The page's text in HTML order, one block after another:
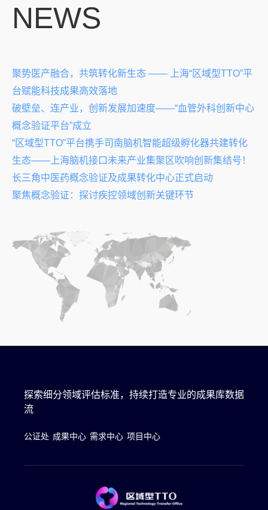
NEWS
聚势医产融合，共筑转化新生态 —— 上海“区域型TTO”平
台赋能科技成果高效落地
破壁垒、连产业，创新发展加速度——“血管外科创新中心
概念验证平台”成立
“区域型TTO”平台携手司南脑机智能超级孵化器共建转化
生态——上海脑机接口未来产业集聚区吹响创新集结号！
长三角中医药概念验证及成果转化中心正式启动
聚焦概念验证：探讨疾控领域创新关键环节
探索细分领域评估标准，持续打造专业的成果库数据
流
公证处 成果中心 需求中心 项目中心